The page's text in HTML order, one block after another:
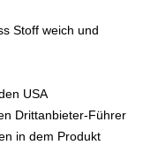
Stoff weich und
USA
Drittanbieter-Führer
in dem Produkt